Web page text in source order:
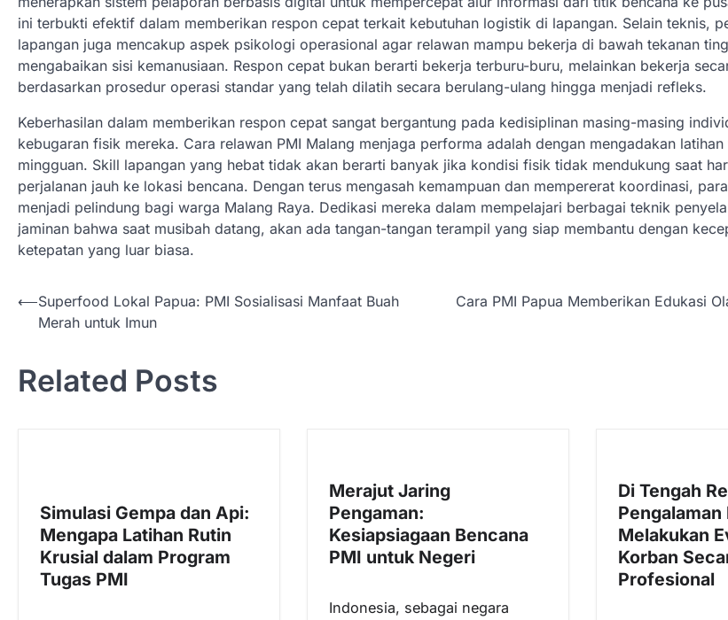
ini terbukti efektif dalam memberikan respon cepat terkait kebutuhan logistik di lapangan. Selain teknis,
lapangan juga mencakup aspek psikologi operasional agar relawan mampu bekerja di bawah tekanan
mengabaikan sisi kemanusiaan. Respon cepat bukan berarti bekerja terburu-buru, melainkan bekerja
berdasarkan prosedur operasi standar yang telah dilatih secara berulang-ulang hingga menjadi refleks.
Keberhasilan dalam memberikan respon cepat sangat bergantung pada kedisiplinan masing-masing
kebugaran fisik mereka. Cara relawan PMI Malang menjaga performa adalah dengan mengadakan
mingguan. Skill lapangan yang hebat tidak akan berarti banyak jika kondisi fisik tidak mendukung saat
perjalanan jauh ke lokasi bencana. Dengan terus mengasah kemampuan dan mempererat koordinasi,
menjadi pelindung bagi warga Malang Raya. Dedikasi mereka dalam mempelajari berbagai teknik
jaminan bahwa saat musibah datang, akan ada tangan-tangan terampil yang siap membantu dengan
ketepatan yang luar biasa.
N
i
⟵Superfood Lokal Papua: PMI Sosialisasi Manfaat Buah
Merah untuk Imun
Cara PMI Papua Memberikan Edukasi
Related Posts
Simulasi Gempa dan Api:
Mengapa Latihan Rutin
Krusial dalam Program
Tugas PMI
Merajut Jaring
Pengaman:
Kesiapsiagaan Bencana
PMI untuk Negeri
Indonesia, sebagai negara
Di Tengah
Pengalaman
Melakukan
Korban
Profesional